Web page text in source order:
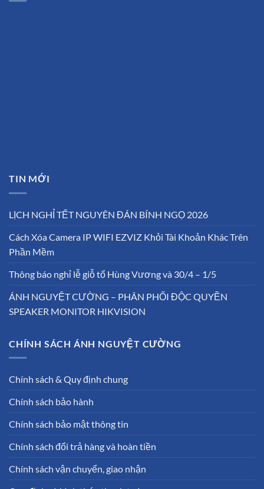
TIN MỚI
LỊCH NGHỈ TẾT NGUYÊN ĐÁN BÍNH NGỌ 2026
Cách Xóa Camera IP WIFI EZVIZ Khỏi Tài Khoản Khác Trên
Phần Mềm
Thông báo nghỉ lễ giỗ tổ Hùng Vương và 30/4 – 1/5
ÁNH NGUYỆT CƯỜNG – PHÂN PHỐI ĐỘC QUYỀN
SPEAKER MONITOR HIKVISION
CHÍNH SÁCH ÁNH NGUYỆT CƯỜNG
Chính sách & Quy định chung
Chính sách bảo hành
Chính sách bảo mật thông tin
Chính sách đổi trả hàng và hoàn tiền
Chính sách vận chuyển, giao nhận